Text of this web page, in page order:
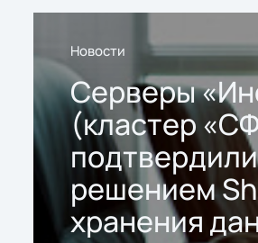
Новости
Серверы
(кластер
решением
хранения